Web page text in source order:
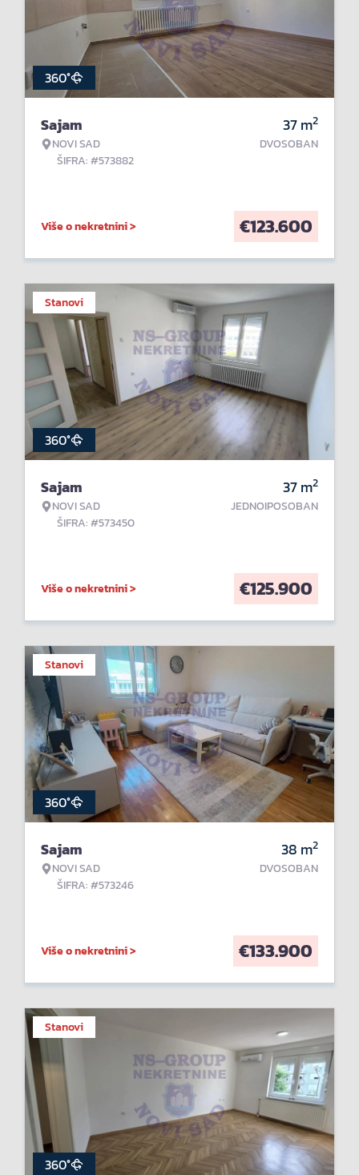
360°
Sajam
NOVI SAD
ŠIFRA: #573882
37m2
DVOSOBAN
Više o nekretnini > €123.600
Stanovi
360°
Sajam
NOVI SAD
ŠIFRA: #573450
37m2
JEDNOIPOSOBAN
Više o nekretnini > €125.900
Stanovi
360°
Sajam
NOVI SAD
ŠIFRA: #573246
38 m2
DVOSOBAN
Više o nekretnini > €133.900
Stanovi
360°